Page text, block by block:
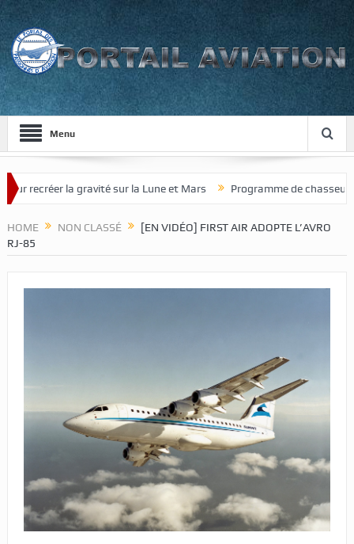
Menu
la gravité sur la Lune et Mars Programme de chasseur de
HOME NON CLASSÉ
[EN VIDÉO] FIRST AIR ADOPTE L’AVRO
RJ-85